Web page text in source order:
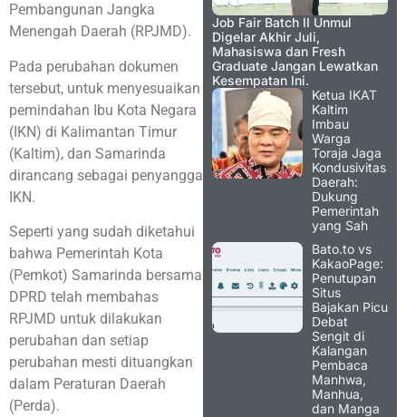
Pembangunan Jangka
Menengah Daerah (RPJMD).
Pada perubahan dokumen
tersebut, untuk menyesuaikan
pemindahan Ibu Kota Negara
(IKN) di Kalimantan Timur
(Kaltim), dan Samarinda
dirancang sebagai penyangga
IKN.
Seperti yang sudah diketahui
bahwa Pemerintah Kota
(Pemkot) Samarinda bersama
DPRD telah membahas
RPJMD untuk dilakukan
perubahan dan setiap
perubahan mesti dituangkan
dalam Peraturan Daerah
(Perda).
Job Fair Batch II Unmul
Digelar Akhir Juli,
Mahasiswa dan Fresh
Graduate Jangan Lewatkan
Kesempatan Ini.
Ketua IKAT
Kaltim
Imbau
Warga
Toraja Jaga
Kondusivitas
Daerah:
Dukung
Pemerintah
yang Sah
Bato.to vs
KakaoPage:
Penutupan
Situs
Bajakan Picu
Debat
Sengit di
Kalangan
Pembaca
Manhwa,
Manhua,
dan Manga